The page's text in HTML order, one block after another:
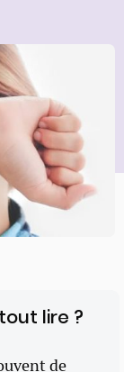
lire ?
de